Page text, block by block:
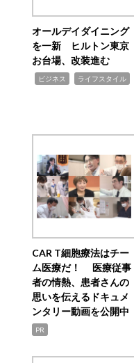
オールデイダイニング
を一新 ヒルトン東京
お台場、改装進む
ビジネス ライフスタイル
CAR T細胞療法はチー
ム医療だ！ 医療従事
者の情熱、患者さんの
思いを伝えるドキュメ
ンタリー動画を公開中
PR